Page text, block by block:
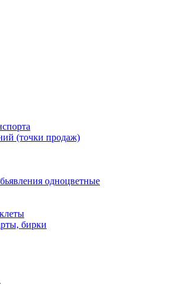
(точки продаж)
одноцветные
бирки